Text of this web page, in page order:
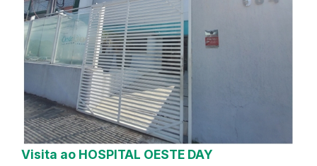
Visita ao HOSPITAL OESTE DAY